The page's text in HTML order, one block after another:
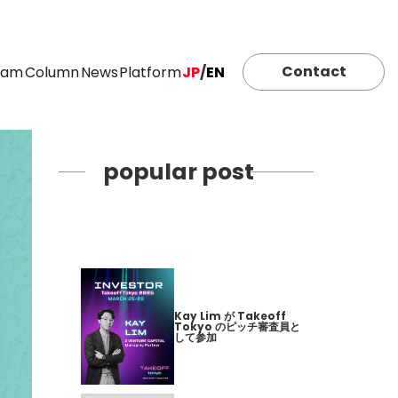
ColumnNewsPlatformJP/EN Contact
popular post
Kay Lim が Takeoff
Tokyo のピッチ審査員と
して参加